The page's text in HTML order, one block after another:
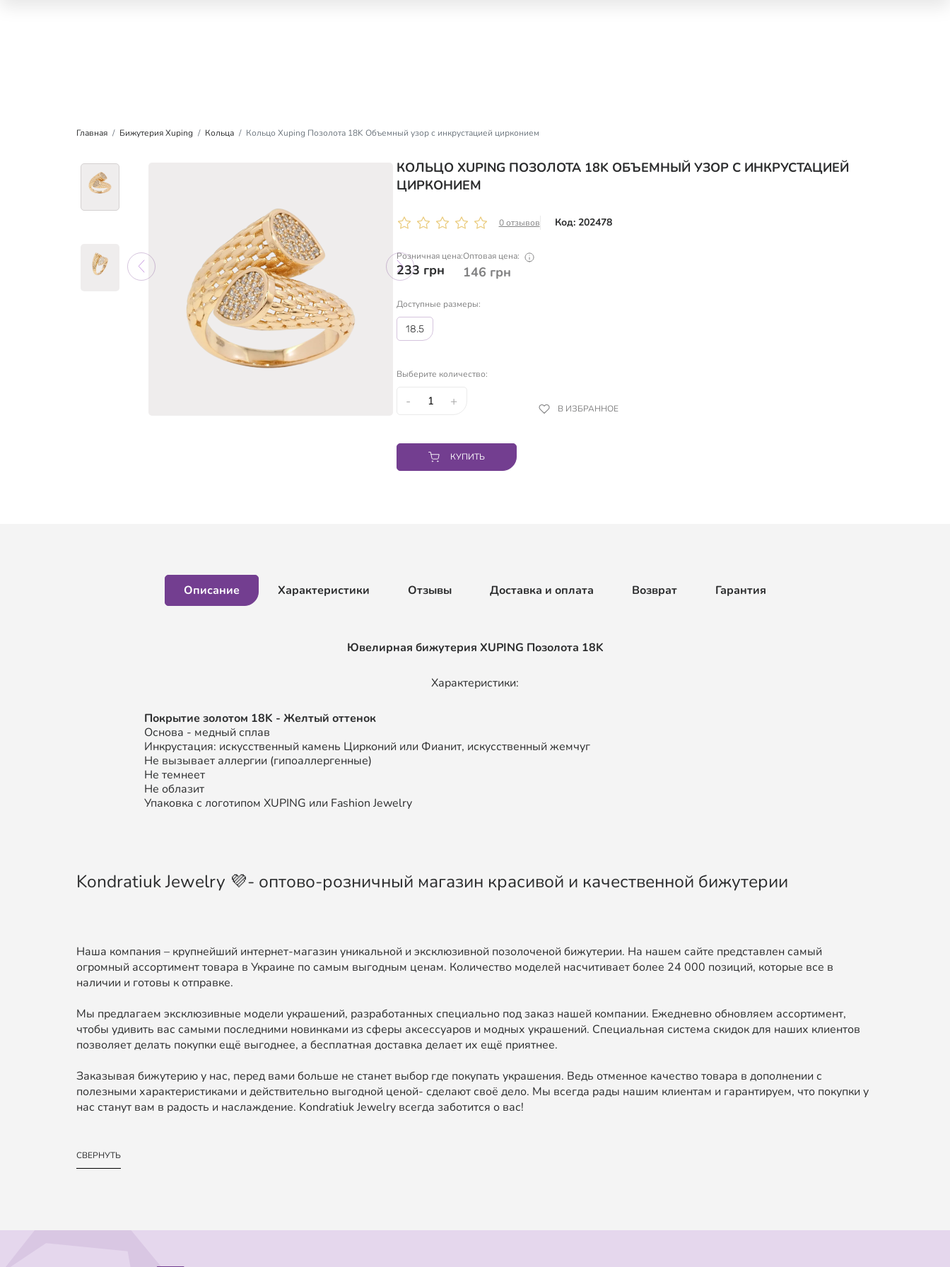
Главная Бижутерия Xuping Кольца Кольцо Xuping Позолота 18K Объемный узор с инкрустацией цирконием
КОЛЬЦО XUPING ПОЗОЛОТА 18K ОБЪЕМНЫЙ УЗОР С ИНКРУСТАЦИЕЙ
ЦИРКОНИЕМ
0 отзывов Код: 202478
Розничная цена:
233 грн
Оптовая цена:
146 грн
Доступные размеры:
18.5
Выберите количество:
- + В ИЗБРАННОЕ
КУПИТЬ
Описание Характеристики Отзывы Доставка и оплата Возврат Гарантия
Ювелирная бижутерия XUPING Позолота 18K
Характеристики:
Покрытие золотом 18K - Желтый оттенок
Основа - медный сплав
Инкрустация: искусственный камень Цирконий или Фианит, искусственный жемчуг
Не вызывает аллергии (гипоаллергенные)
Не темнеет
Не облазит
Упаковка с логотипом XUPING или Fashion Jewelry
Kondratiuk Jewelry 💜- оптово-розничный магазин красивой и качественной бижутерии
Наша компания – крупнейший интернет-магазин уникальной и эксклюзивной позолоченой бижутерии. На нашем сайте представлен самый
огромный ассортимент товара в Украине по самым выгодным ценам. Количество моделей насчитивает более 24 000 позиций, которые все в
наличии и готовы к отправке.
Мы предлагаем эксклюзивные модели украшений, разработанных специально под заказ нашей компании. Ежедневно обновляем ассортимент,
чтобы удивить вас самыми последними новинками из сферы аксессуаров и модных украшений. Специальная система скидок для наших клиентов
позволяет делать покупки ещё выгоднее, а бесплатная доставка делает их ещё приятнее.
Заказывая бижутерию у нас, перед вами больше не станет выбор где покупать украшения. Ведь отменное качество товара в дополнении с
полезными характеристиками и действительно выгодной ценой- сделают своё дело. Мы всегда рады нашим клиентам и гарантируем, что покупки у
нас станут вам в радость и наслаждение. Kondratiuk Jewelry всегда заботится о вас!
СВЕРНУТЬ